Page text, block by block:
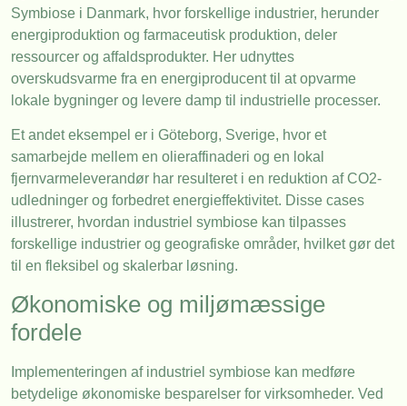
Symbiose i Danmark, hvor forskellige industrier, herunder
energiproduktion og farmaceutisk produktion, deler
ressourcer og affaldsprodukter. Her udnyttes
overskudsvarme fra en energiproducent til at opvarme
lokale bygninger og levere damp til industrielle processer.
Et andet eksempel er i Göteborg, Sverige, hvor et
samarbejde mellem en olieraffinaderi og en lokal
fjernvarmeleverandør har resulteret i en reduktion af CO2-
udledninger og forbedret energieffektivitet. Disse cases
illustrerer, hvordan industriel symbiose kan tilpasses
forskellige industrier og geografiske områder, hvilket gør det
til en fleksibel og skalerbar løsning.
Økonomiske og miljømæssige
fordele
Implementeringen af industriel symbiose kan medføre
betydelige økonomiske besparelser for virksomheder. Ved